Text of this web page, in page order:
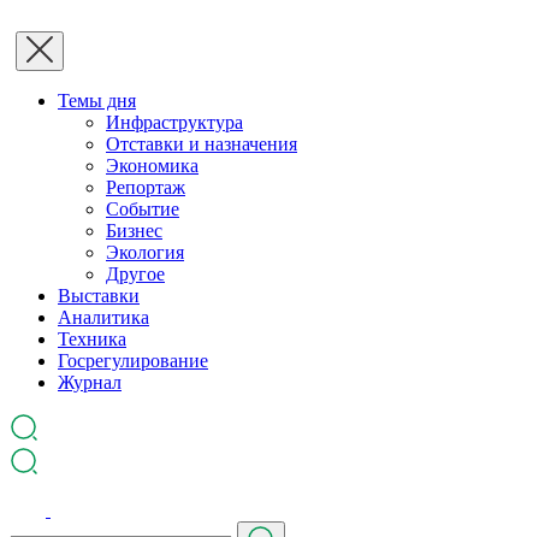
Темы дня
Инфраструктура
Отставки и назначения
Экономика
Репортаж
Событие
Бизнес
Экология
Другое
Выставки
Аналитика
Техника
Госрегулирование
Журнал